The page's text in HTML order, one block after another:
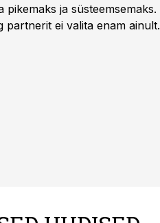
ja süsteemsemaks.
partnerit ei valita enam ainult